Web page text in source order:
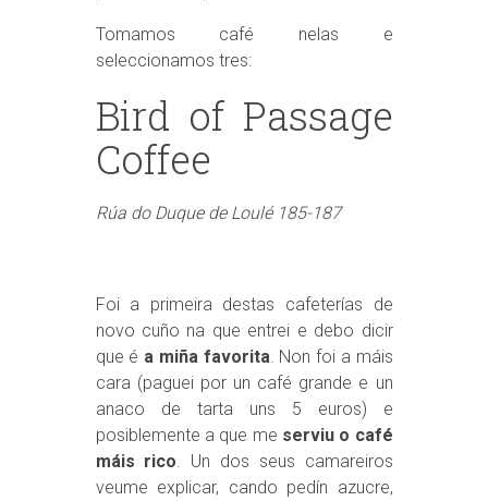
Tomamos café nelas e
seleccionamos tres:
Bird of Passage
Coffee
Rúa do Duque de Loulé 185-187
Foi a primeira destas cafeterías de
novo cuño na que entrei e debo dicir
que é a miña favorita. Non foi a máis
cara (paguei por un café grande e un
anaco de tarta uns 5 euros) e
posiblemente a que me serviu o café
máis rico. Un dos seus camareiros
veume explicar, cando pedín azucre,